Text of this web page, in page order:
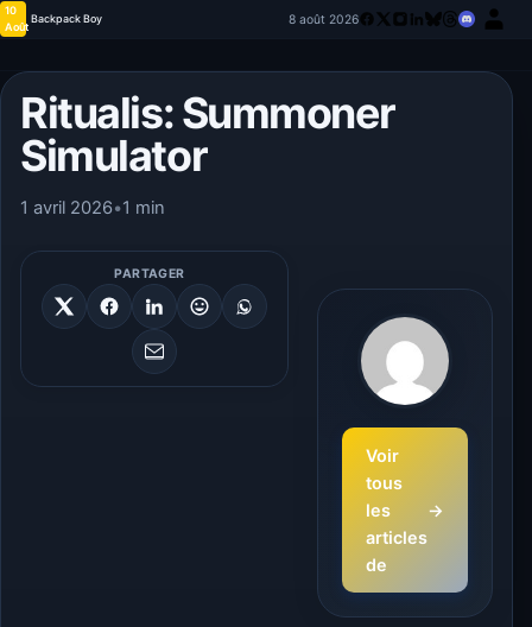
10
Août
Backpack Boy 8 août 2026
Ritualis: Summoner
Simulator
1 avril 2026•1 min
PARTAGER
Voir
tous
les
articles
de
→